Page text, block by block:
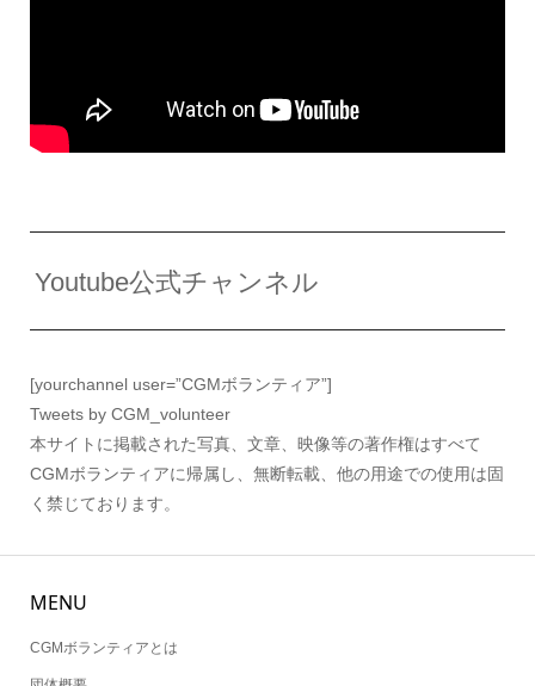
Youtube公式チャンネル
[yourchannel user=”CGMボランティア”]
Tweets by CGM_volunteer
本サイトに掲載された写真、文章、映像等の著作権はすべて
CGMボランティアに帰属し、無断転載、他の用途での使用は固
く禁じております。
MENU
CGMボランティアとは